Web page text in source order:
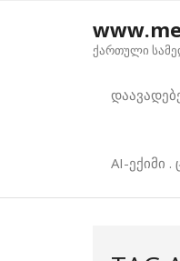
ქართული
AI-ექიმი